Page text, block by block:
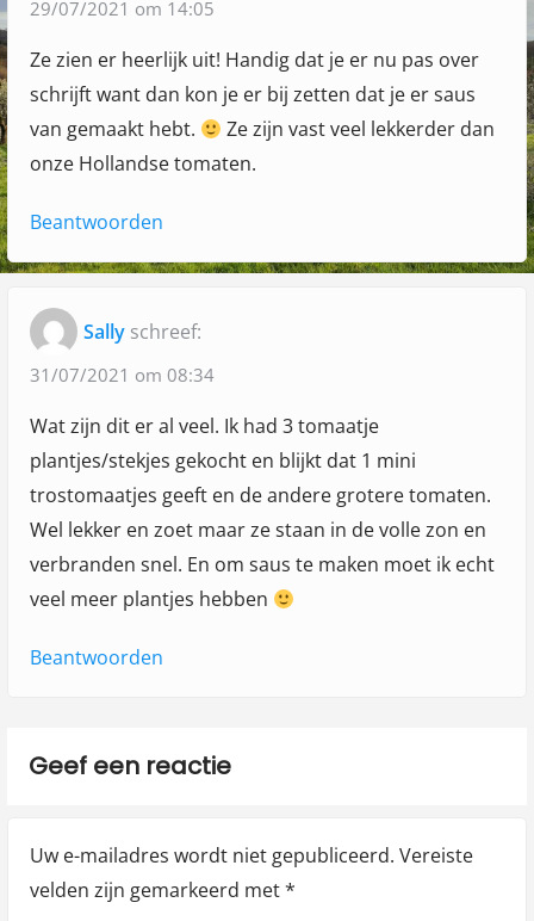
m
a
a
29/07/2021 om 14:05
Ze zien er heerlijk uit! Handig dat je er nu pas over
schrijft want dan kon je er bij zetten dat je er saus
van gemaakt hebt.
Ze zijn vast veel lekkerder dan
onze Hollandse tomaten.
Beantwoorden
Sally schreef:
31/07/2021 om 08:34
Wat zijn dit er al veel. Ik had 3 tomaatje
plantjes/stekjes gekocht en blijkt dat 1 mini
trostomaatjes geeft en de andere grotere tomaten.
Wel lekker en zoet maar ze staan in de volle zon en
verbranden snel. En om saus te maken moet ik echt
veel meer plantjes hebben
Beantwoorden
Geef een reactie
Uw e-mailadres wordt niet gepubliceerd. Vereiste
velden zijn gemarkeerd met*